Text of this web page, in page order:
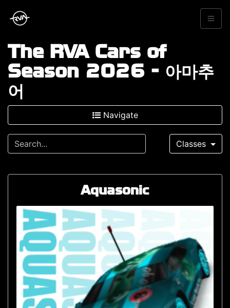
The RVA Cars of
Season 2026 - 아마추
어
Navigate
Classes
Aquasonic